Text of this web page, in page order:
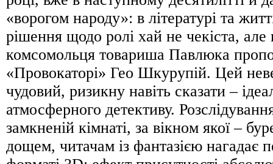
«ворогом народу»: в літературі та
рішення щодо ролі хай не чекіста, але
комсомольця товариша Павлюка
«Провокаторі» Гео Шкурупій. Цей
чудовий, ризикну навіть сказати –
атмосферного детективу.
замкненій кімнаті, за вікном якої –
дощем, читачам із фантазією нагадає